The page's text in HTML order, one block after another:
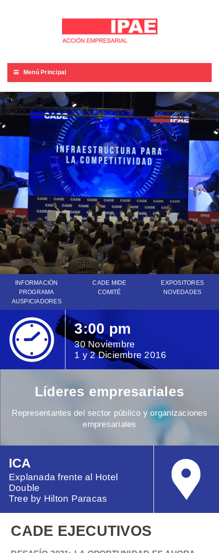
Menú Principal
Videos
INFORMACIÓN CADE MIDE
EXPOSITORES
PROGRAMA
COMITÉ
NOVEDADES
AUSPICIADORES
3:00 pm
30 Noviembre
1 y 2 Diciembre 2016
Líderes empresariales
Representantes del sector público y organizaciones
empresariales
ICA
Explanada frente al Hotel
Double
Tree by Hilton Paracas
CADE EJECUTIVOS